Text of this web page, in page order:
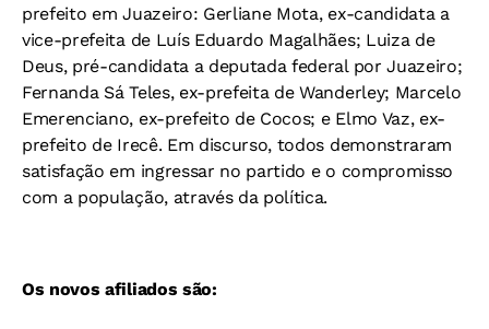
prefeito em Juazeiro: Gerliane Mota, ex-candidata a
vice-prefeita de Luís Eduardo Magalhães; Luiza de
Deus, pré-candidata a deputada federal por Juazeiro;
Fernanda Sá Teles, ex-prefeita de Wanderley; Marcelo
Emerenciano, ex-prefeito de Cocos; e Elmo Vaz, ex-
prefeito de Irecê. Em discurso, todos demonstraram
satisfação em ingressar no partido e o compromisso
com a população, através da política.
Os novos afiliados são: